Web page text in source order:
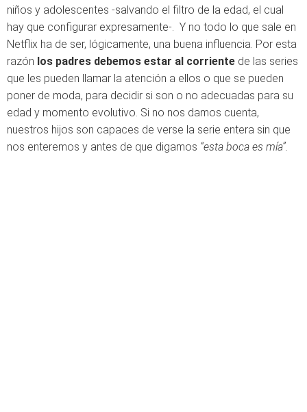
niños y adolescentes -salvando el filtro de la edad, el cual
hay que configurar expresamente-. Y no todo lo que sale en
Netflix ha de ser, lógicamente, una buena influencia. Por esta
razón los padres debemos estar al corriente de las series
que les pueden llamar la atención a ellos o que se pueden
poner de moda, para decidir si son o no adecuadas para su
edad y momento evolutivo. Si no nos damos cuenta,
nuestros hijos son capaces de verse la serie entera sin que
nos enteremos y antes de que digamos “esta boca es mía”.